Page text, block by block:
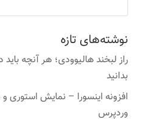
نوشته‌های تازه
راز لبخند هالیوودی؛ هر آنچه باید
بدانید
افزونه اینسورا – نمایش استوری و
وردپرس